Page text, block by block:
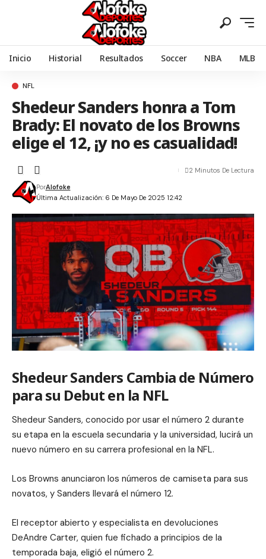
Inicio Historial Resultados Soccer NBA MLB
NFL
Shedeur Sanders honra a Tom
Brady: El novato de los Browns
elige el 12, ¡y no es casualidad!
Última Actualización: 6 De Mayo De 2025 12:42
PorAlofoke
2 Minutos De Lectura
Shedeur Sanders Cambia de Número
para su Debut en la NFL
Shedeur Sanders, conocido por usar el número 2 durante
su etapa en la escuela secundaria y la universidad, lucirá un
nuevo número en su carrera profesional en la NFL.
Los Browns anunciaron los números de camiseta para sus
novatos, y Sanders llevará el número 12.
El receptor abierto y especialista en devoluciones
DeAndre Carter, quien fue fichado a principios de la
temporada baja, eligió el número 2.